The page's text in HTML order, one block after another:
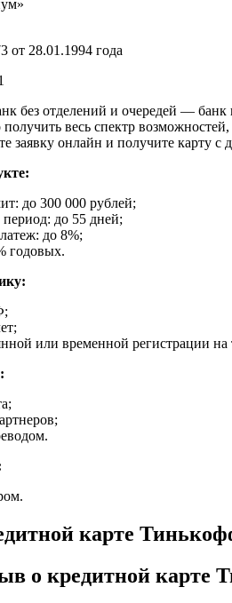
28.01.1994 года
без отделений и очередей —
весь спектр
заявку онлайн и получите карту с
до 300 000 рублей;
до 55 дней;
до 8%;
годовых.
или временной регистрации
карте
о кредитной карте